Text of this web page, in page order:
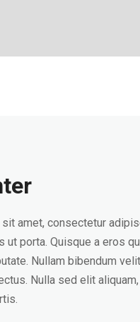
amet, consectetur
ut porta. Quisque a eros
Nullam bibendum
Nulla sed elit